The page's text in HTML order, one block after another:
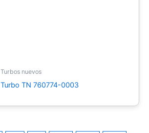
Turbos nuevos
Turbo TN 760774-0003